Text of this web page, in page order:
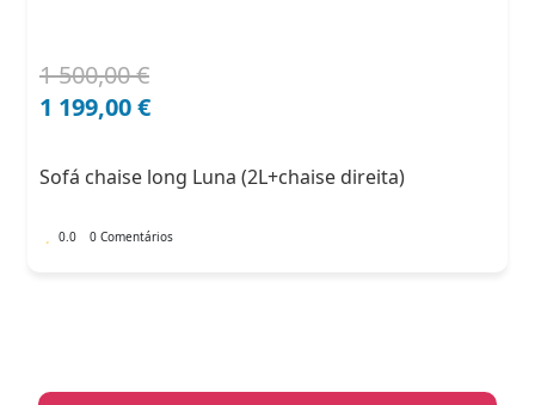
1 500,00€
O
preço
1
1 199,00€
O
preço
1
Sofá chaise long Luna (2L+chaise direita)
0.0 0 Comentários